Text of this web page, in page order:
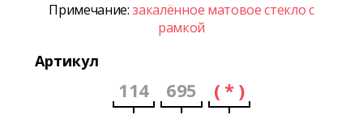
Примечание:закалённое матовое стекло с
рамкой
Артикул
114 695 ( * )